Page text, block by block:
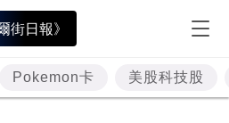
街日報》
Pokemon卡 美股科技股